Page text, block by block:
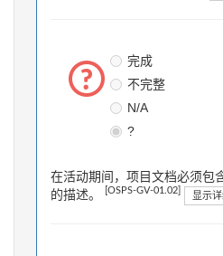
完成
不完整
N/A
?
在活动期间，项目文档必须包
的描述。
[OSPS-GV-01.02] 显示